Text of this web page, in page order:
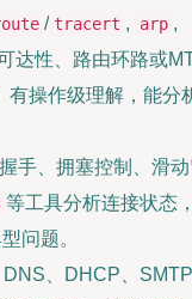
/ tracert , arp ,
达性、路由环路或
有操作级理解，能分
手、拥塞控制、滑
等工具分析连接状态
问题。
、DHCP、SMTP